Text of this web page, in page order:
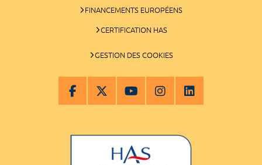
FINANCEMENTS EUROPÉENS
CERTIFICATION HAS
GESTION DES COOKIES